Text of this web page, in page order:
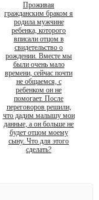
Проживая
гражданским браком я
родила мужчине
ребенка, которого
вписали отцом в
свидетельство о
рождении. Вместе мы
были очень мало
времени, сейчас почти
не общаемся, с
ребенком он не
помогает. После
переговоров решили,
что дадим малышу мои
данные, а он больше не
будет отцом моему
сыну. Что для этого
сделать?